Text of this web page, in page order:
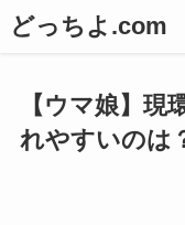
どっちよ.com
【ウマ娘】現
れやすいのは